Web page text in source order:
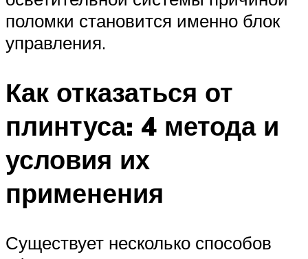
поломки становится именно блок
управления.
Как отказаться от
плинтуса: 4 метода и
условия их
применения
Существует несколько способов